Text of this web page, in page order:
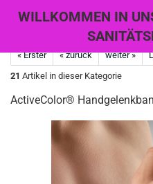
WILLKOMMEN IN
« Erster « zurück weiter »
21 Artikel in dieser Kategorie
ActiveColor®